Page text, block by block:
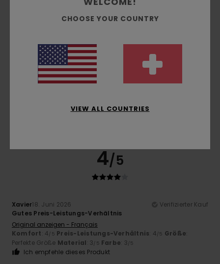
Ich empfehle dieses Produkt
Alexandre26. Juni 2026
Preis-Leistungs-Verhältnis
4/5
Xavier18. Juni 2026
Verifizierter Kauf
Gutes Preis-Leistungs-Verhältnis
Original anzeigen - Français
Komfort: 4/5 Preis-Leistungs-Verhältnis: 4/5 Größe:
Perfekte Größe Material: 3/5 Farbe: 3/5
Ich empfehle dieses Produkt
CHOOSE YOUR COUNTRY
VIEW ALL COUNTRIES